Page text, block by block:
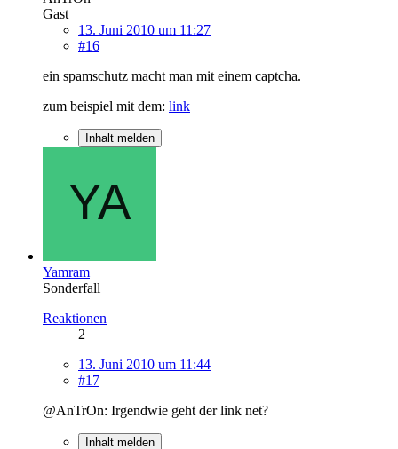
Gast
13. Juni 2010 um 11:27
#16
ein spamschutz macht man mit einem captcha.
zum beispiel mit dem: link
Inhalt melden
Yamram
Sonderfall
Reaktionen
2
13. Juni 2010 um 11:44
#17
@AnTrOn: Irgendwie geht der link net?
Inhalt melden